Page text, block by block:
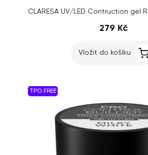
279 Kč
Vložit do košíku
TPO FREE